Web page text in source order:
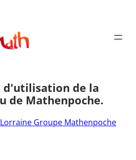
d'utilisation de la
de Mathenpoche.
Lorraine Groupe Mathenpoche